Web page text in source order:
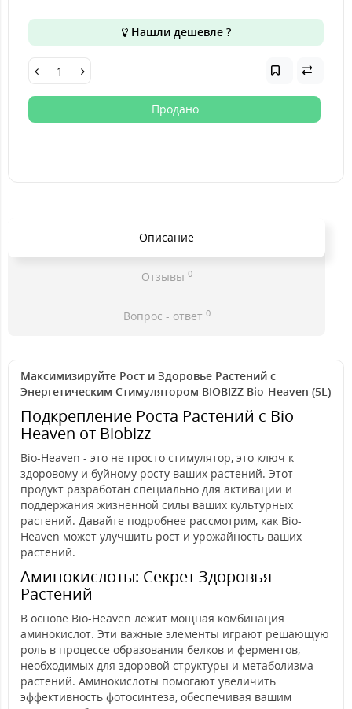
Нашли дешевле ?
Продано
Описание
Отзывы 0
Вопрос - ответ 0
Максимизируйте Рост и Здоровье Растений с
Энергетическим Стимулятором BIOBIZZ Bio-Heaven (5L)
Подкрепление Роста Растений с Bio
Heaven от Biobizz
Bio-Heaven - это не просто стимулятор, это ключ к
здоровому и буйному росту ваших растений. Этот
продукт разработан специально для активации и
поддержания жизненной силы ваших культурных
растений. Давайте подробнее рассмотрим, как Bio-
Heaven может улучшить рост и урожайность ваших
растений.
Аминокислоты: Секрет Здоровья
Растений
В основе Bio-Heaven лежит мощная комбинация
аминокислот. Эти важные элементы играют решающую
роль в процессе образования белков и ферментов,
необходимых для здоровой структуры и метаболизма
растений. Аминокислоты помогают увеличить
эффективность фотосинтеза, обеспечивая вашим